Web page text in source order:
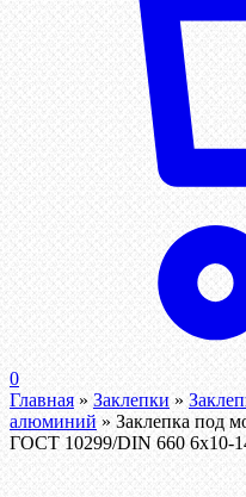
0
Главная » Заклепки »
алюминий » Заклепка под
ГОСТ 10299/DIN 660 6х10-